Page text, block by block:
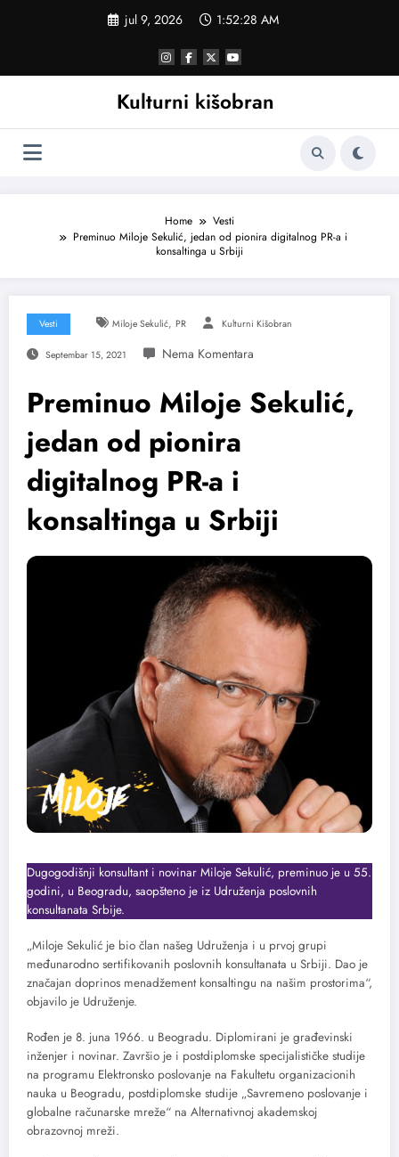
jul 9, 2026 1:52:29 AM
Kulturni kišobran
Home
Vesti
Preminuo Miloje Sekulić, jedan od pionira digitalnog PR-a i
konsaltinga u Srbiji
Vesti Miloje Sekulić, PR Kulturni Kišobran
Septembar 15, 2021
Preminuo Miloje Sekulić,
jedan od pionira
digitalnog PR-a i
konsaltinga u Srbiji
Dugogodišnji konsultant i novinar Miloje Sekulić, preminuo je u 55.
godini, u Beogradu, saopšteno je iz Udruženja poslovnih
konsultanata Srbije.
„Miloje Sekulić je bio član našeg Udruženja i u prvoj grupi
međunarodno sertifikovanih poslovnih konsultanata u Srbiji. Dao je
značajan doprinos menadžement konsaltingu na našim prostorima“,
objavilo je Udruženje.
Rođen je 8. juna 1966. u Beogradu. Diplomirani je građevinski
inženjer i novinar. Završio je i postdiplomske specijalističke studije
na programu Elektronsko poslovanje na Fakultetu organizacionih
nauka u Beogradu, postdiplomske studije „Savremeno poslovanje i
globalne računarske mreže“ na Alternativnoj akademskoj
obrazovnoj mreži.